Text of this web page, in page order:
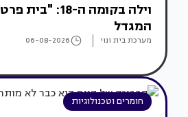
וילה בקומה ה-18:
המגדל
מערכת בית ונוי 06-08-2026
חומרים וטכנולוגיות